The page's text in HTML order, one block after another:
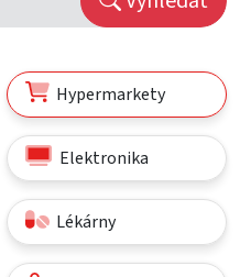
Hypermarkety
Elektronika
Lékárny